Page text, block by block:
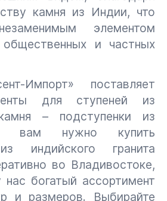
камня из Индии, что
элементом
общественных и частных
Импорт» поставляет
для ступеней из
– подступенки из
вам нужно купить
индийского гранита
во Владивостоке,
богатый ассортимент
и размеров. Выбирайте